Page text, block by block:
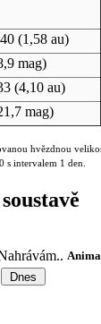
(1,58 au)
mag)
(4,10 au)
mag)
hvězdnou
intervalem 1 den.